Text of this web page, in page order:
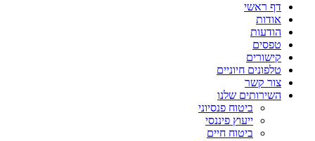
דף ראשי
אודות
הודעות
טפסים
קישורים
טלפונים חיוניים
צור קשר
השירותים שלנו
ביטוח פנסיוני
ייעוץ פיננסי
ביטוח חיים